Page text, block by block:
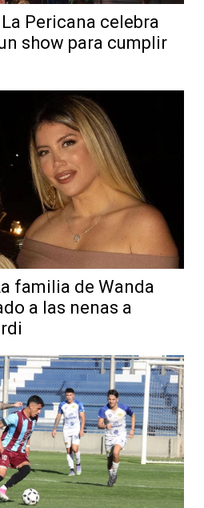
La Pericana celebra
show para cumplir
familia de Wanda
a las nenas a